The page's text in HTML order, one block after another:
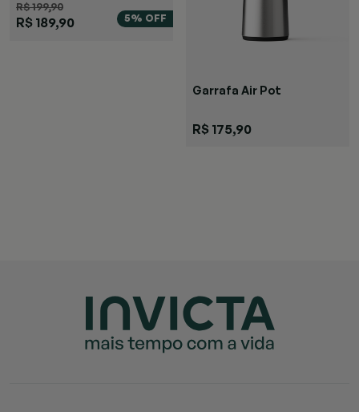
R$ 199,90
R$ 189,90 5% OFF
Garrafa Air Pot
R$ 175,90